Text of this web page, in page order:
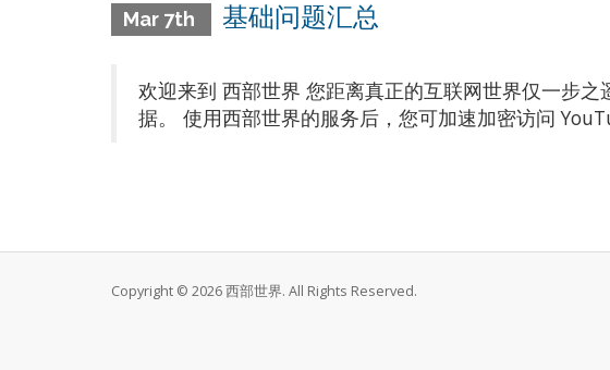
Mar 7th 基础问题汇总
欢迎来到 西部世界 您距离真正的互联网世界仅一步
据。 使用西部世界的服务后，您可加速加密访问
Copyright © 2026 西部世界. All Rights Reserved.